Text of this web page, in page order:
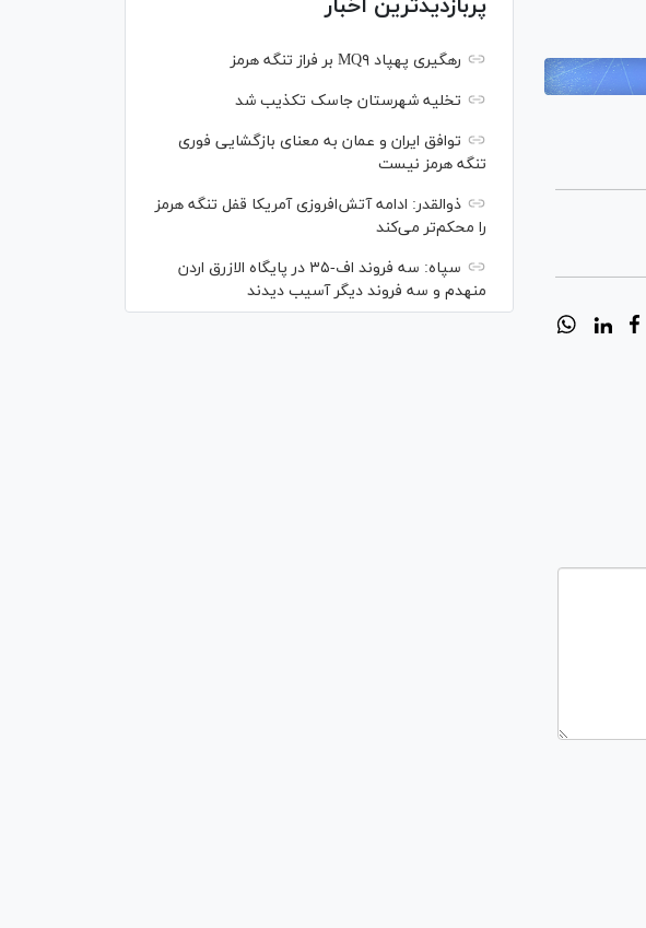
رهگیری پهپاد MQ۹ بر فراز تنگه هرمز
تخلیه شهرستان جاسک تکذیب شد
توافق ایران و عمان به معنای بازگشایی فوری
تنگه هرمز نیست
ذوالقدر: ادامه آتش‌افروزی آمریکا قفل تنگه هرمز
را محکم‌تر می‌کند
سپاه: سه فروند اف-۳۵ در پایگاه الازرق اردن
منهدم و سه فروند دیگر آسیب دیدند